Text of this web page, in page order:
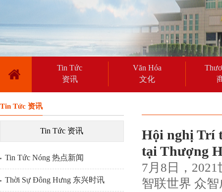
Tin Tức
资讯
Văn Hóa
文化
Tin Tức 资讯
Tin Tức 资讯
Tin Tức Nóng 热点新闻
Thời Sự Đông Hưng 东兴时讯
Hội nghị Trí
tại Thượng
7月8日，
智联世界 众